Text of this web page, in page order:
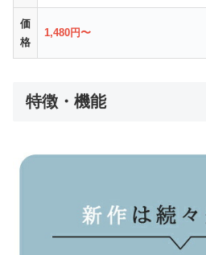
価
格
1,480円〜
特徴・機能